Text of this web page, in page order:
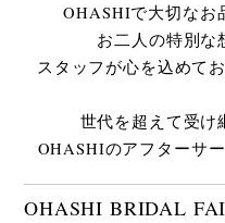
OHASHIで大切なお
お二人の特別な
スタッフが心を込めて
世代を超えて受け
OHASHIのアフターサ
OHASHI BRIDAL